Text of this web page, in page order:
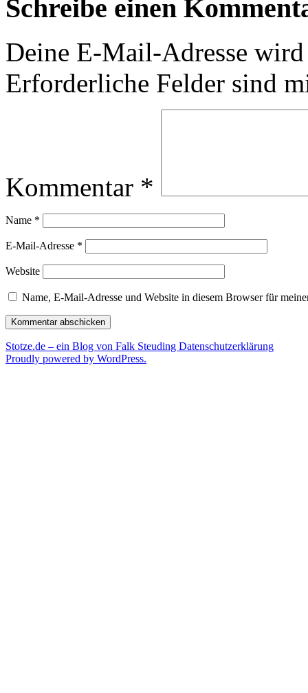
Schreibe einen
Deine E-Mail-Adresse
Erforderliche Felder sind
Kommentar *
Name *
E-Mail-Adresse *
Website
Name, E-Mail-Adresse und Website in diesem Browser für
Stotze.de – ein Blog von Falk Steuding Datenschutzerklärung
Proudly powered by WordPress.